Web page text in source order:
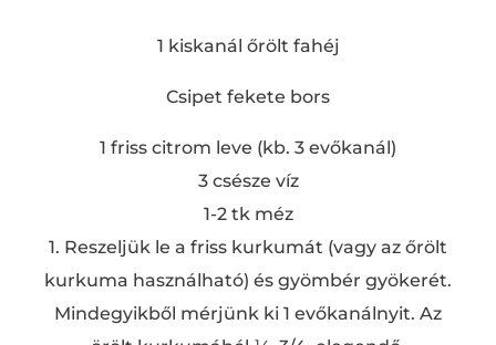
1 kiskanál őrölt fahéj
Csipet fekete bors
1 friss citrom leve (kb. 3 evőkanál)
3 csésze víz
1-2 tk méz
1. Reszeljük le a friss kurkumát (vagy az őrölt
kurkuma használható) és gyömbér gyökerét.
Mindegyikből mérjünk ki 1 evőkanálnyit. Az